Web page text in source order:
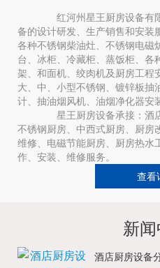
红河州星王厨房设备有
备的设计研发、生产销售和安装
各种不锈钢柴油灶、不锈钢电磁
台、冰柜、冷藏柜、蒸饭柜、各
架、和面机、绞肉机及厨房工程
大、中、小型不锈钢、镀锌板抽
计、抽油烟风机、油烟净化器安
星王厨房设备承接：酒
不锈钢厨房、中西式厨房、厨房
维修、电磁节能厨房、厨房热水
作、安装、维修服务。
查看
新
酒店厨房设备